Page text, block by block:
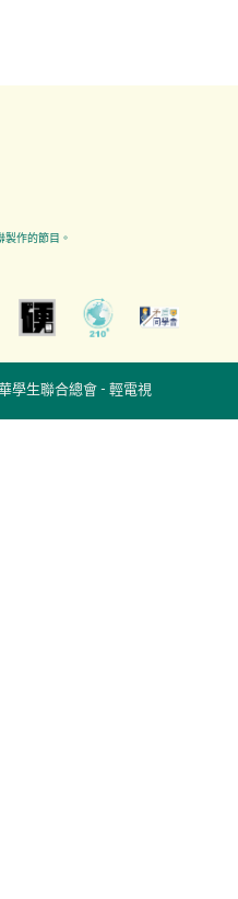
製作的節目。
學生聯合總會 - 輕電視